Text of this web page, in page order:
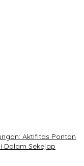
Aktifitas Ponton
Dalam Sekejap